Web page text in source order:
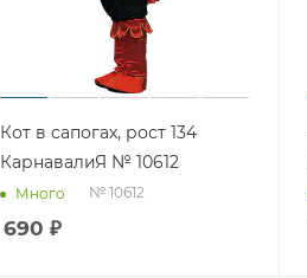
Кот в сапогах, рост 134
КарнавалиЯ № 10612
Много № 10612
690 ₽